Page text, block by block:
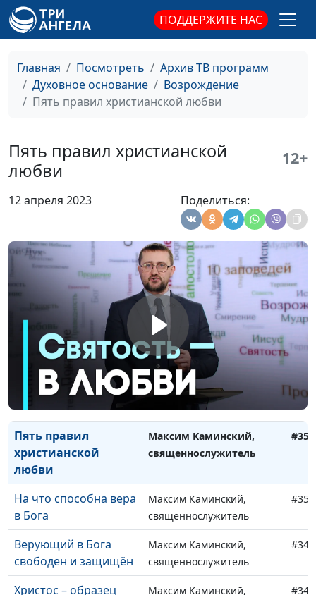
ПОДДЕРЖИТЕ НАС
Главная Посмотреть
Архив ТВ программ
Духовное основание
Возрождение
Пять правил христианской любви
Пять правил христианской
любви
12+
12 апреля 2023 Поделиться:
Законодатель
священнослужитель,
доктор богословия
священнослужитель,
доктор богословия
доктор богословия
Бог
священнослужитель,
доктор богословия
Христианская
скромность: в чем ее
преимущества?
Максим Каминский,
священнослужитель
#354
Благотворительность
Христа и Его
учеников
Максим Каминский,
священнослужитель
#353
Лучшее, что можно
сделать для себя и
ближнего
Максим Каминский,
священнослужитель
Пять правил
христианской
любви
Максим Каминский,
священнослужитель
#351
На что способна вера
в Бога
Максим Каминский,
священнослужитель
#350
Верующий в Бога
свободен и защищён
Максим Каминский,
священнослужитель
#349
Христос – образец
Максим Каминский,
#348